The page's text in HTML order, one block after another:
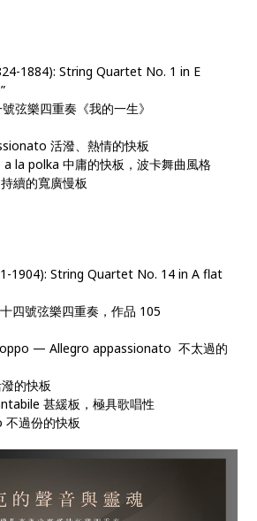
1884): String Quartet No. 1 in E
弦樂四重奏《我的一生》
活潑、熱情的快板
la polka 中庸的快板，波卡舞曲風格
續的寬廣慢板
1904): String Quartet No. 14 in A flat
四號弦樂四重奏，作品 105
— Allegro appassionato 不太過的
的快板
甚緩板，極具歌唱性
過份的快板